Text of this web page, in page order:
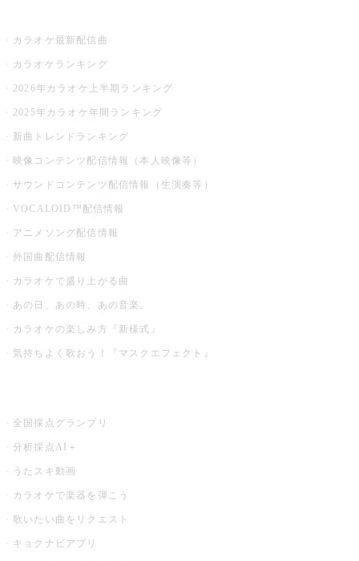
カラオケ最新配信曲
カラオケランキング
2026年カラオケ上半期ランキング
2025年カラオケ年間ランキング
新曲トレンドランキング
映像コンテンツ配信情報（本人映像等）
サウンドコンテンツ配信情報（生演奏等）
VOCALOID™配信情報
アニメソング配信情報
外国曲配信情報
カラオケで盛り上がる曲
あの日、あの時、あの音楽。
カラオケの楽しみ方『新様式』
気持ちよく歌おう！『マスクエフェクト』
全国採点グランプリ
分析採点AI＋
うたスキ動画
カラオケで楽器を弾こう
歌いたい曲をリクエスト
キョクナビアプリ